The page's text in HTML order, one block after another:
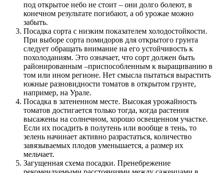
под открытое небо не стоит – они долго болеют, в
конечном результате погибают, а об урожае можно
забыть.
Посадка сорта с низким показателем холодостойкости.
При выборе сорта помидоров для открытого грунта
следует обращать внимание на его устойчивость к
похолоданиям. Это означает, что сорт должен быть
районированным –приспособленным к выращиванию в
том или ином регионе. Нет смысла пытаться вырастить
южные разновидности томатов в открытом грунте,
например, на Урале.
Посадка в затененном месте. Высокая урожайность
томатов достигается только тогда, когда растения
высажены на солнечном, хорошо освещенном участке.
Если их посадить в полутень или вообще в тень, то
зелень начинает активно разрастаться, количество
завязываемых плодов уменьшается, а размер их
мельчает.
Загущенная схема посадки. Пренебрежение